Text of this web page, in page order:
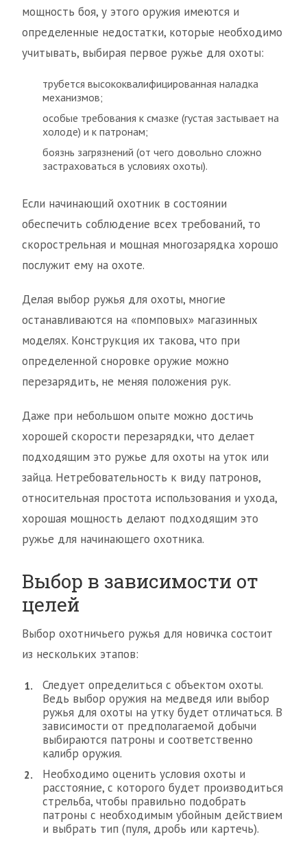
мощность боя, у этого оружия имеются и
определенные недостатки, которые необходимо
учитывать, выбирая первое ружье для охоты:
трубется высококвалифицированная наладка
механизмов;
особые требования к смазке (густая застывает на
холоде) и к патронам;
боязнь загрязнений (от чего довольно сложно
застраховаться в условиях охоты).
Если начинающий охотник в состоянии
обеспечить соблюдение всех требований, то
скорострельная и мощная многозарядка хорошо
послужит ему на охоте.
Делая выбор ружья для охоты, многие
останавливаются на «помповых» магазинных
моделях. Конструкция их такова, что при
определенной сноровке оружие можно
перезарядить, не меняя положения рук.
Даже при небольшом опыте можно достичь
хорошей скорости перезарядки, что делает
подходящим это ружье для охоты на уток или
зайца. Нетребовательность к виду патронов,
относительная простота использования и ухода,
хорошая мощность делают подходящим это
ружье для начинающего охотника.
Выбор в зависимости от
целей
Выбор охотничьего ружья для новичка состоит
из нескольких этапов:
Следует определиться с объектом охоты.
Ведь выбор оружия на медведя или выбор
ружья для охоты на утку будет отличаться. В
зависимости от предполагаемой добычи
выбираются патроны и соответственно
калибр оружия.
Необходимо оценить условия охоты и
расстояние, с которого будет производиться
стрельба, чтобы правильно подобрать
патроны с необходимым убойным действием
и выбрать тип (пуля, дробь или картечь).